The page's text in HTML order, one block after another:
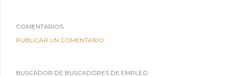
COMENTARIOS
PUBLICAR UN COMENTARIO
BUSCADOR DE BUSCADORES DE EMPLEO